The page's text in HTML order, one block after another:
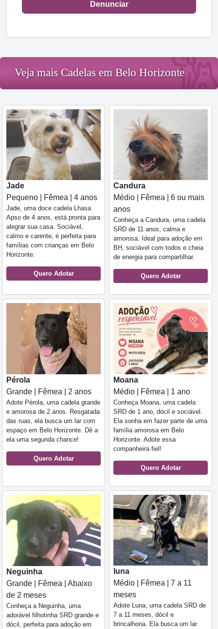
Denunciar
Veja mais Cadelas em Belo Horizonte
Jade
Pequeno | Fêmea | 4 anos
Jade, uma doce cadela Lhasa
Apso de 4 anos, está pronta para
alegrar sua casa. Sociável,
calmo e carente, é perfeita para
famílias com crianças em Belo
Horizonte.
Quero Adotar
Candura
Médio | Fêmea | 6 ou mais
anos
Conheça a Candura, uma cadela
SRD de 11 anos, calma e
amorosa. Ideal para adoção em
BH, sociável com todos e cheia
de energia para compartilhar.
Quero Adotar
Pérola
Grande | Fêmea | 2 anos
Adote Pérola, uma cadela grande
e amorosa de 2 anos. Resgatada
das ruas, ela busca um lar com
espaço em Belo Horizonte. Dê a
ela uma segunda chance!
Quero Adotar
Moana
Médio | Fêmea | 1 ano
Conheça Moana, uma cadela
SRD de 1 ano, dócil e sociável.
Ela sonha em fazer parte de uma
família amorosa em Belo
Horizonte. Adote essa
companheira fiel!
Quero Adotar
Neguinha
Grande | Fêmea | Abaixo
de 2 meses
Conheça a Neguinha, uma
adorável filhotinha SRD grande e
dócil, perfeita para adoção em
luna
Médio | Fêmea | 7 a 11
meses
Adote Luna, uma cadela SRD de
7 a 11 meses, dócil e
brincalhona. Ela busca um lar